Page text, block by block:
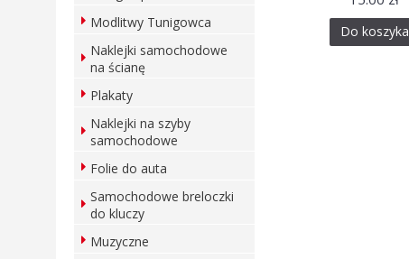
Modlitwy Tunigowca
Naklejki samochodowe
na ścianę
Plakaty
Naklejki na szyby
samochodowe
Folie do auta
Samochodowe breloczki
do kluczy
Muzyczne
Do koszyka